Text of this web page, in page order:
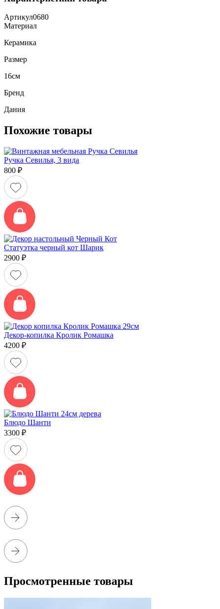
Артикул0680
Материал
Керамика
Размер
16см
Бренд
Дания
Похожие товары
Ручка Севилья, 3 вида
800 ₽
Статуэтка черный кот Шарик
2900 ₽
Декор-копилка Кролик Ромашка
4200 ₽
Блюдо Шанти
3300 ₽
Просмотренные товары